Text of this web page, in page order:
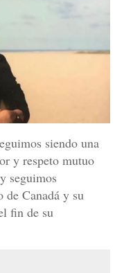
siendo una
y respeto mutuo
seguimos
Canadá y su
fin de su